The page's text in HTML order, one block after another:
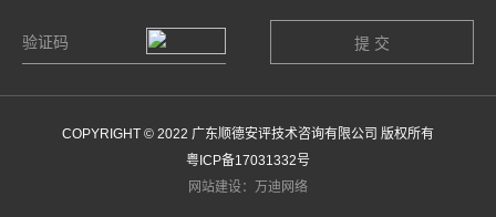
COPYRIGHT © 2022 广东顺德安评技术咨询有限公司 版权所有
粤ICP备17031332号
网站建设：万迪网络